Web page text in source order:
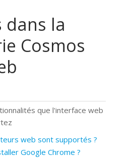
dans la
Cosmos
que l'interface web
web sont supportés ?
Google Chrome ?